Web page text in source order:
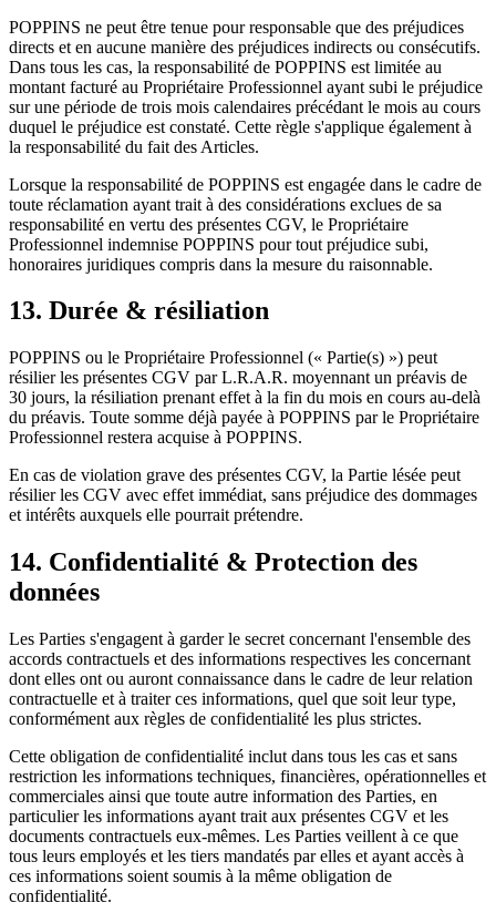
POPPINS ne peut être tenue pour responsable que des préjudices
directs et en aucune manière des préjudices indirects ou consécutifs.
Dans tous les cas, la responsabilité de POPPINS est limitée au
montant facturé au Propriétaire Professionnel ayant subi le préjudice
sur une période de trois mois calendaires précédant le mois au cours
duquel le préjudice est constaté. Cette règle s'applique également à
la responsabilité du fait des Articles.
Lorsque la responsabilité de POPPINS est engagée dans le cadre de
toute réclamation ayant trait à des considérations exclues de sa
responsabilité en vertu des présentes CGV, le Propriétaire
Professionnel indemnise POPPINS pour tout préjudice subi,
honoraires juridiques compris dans la mesure du raisonnable.
13. Durée & résiliation
POPPINS ou le Propriétaire Professionnel (« Partie(s) ») peut
résilier les présentes CGV par L.R.A.R. moyennant un préavis de
30 jours, la résiliation prenant effet à la fin du mois en cours au-delà
du préavis. Toute somme déjà payée à POPPINS par le Propriétaire
Professionnel restera acquise à POPPINS.
En cas de violation grave des présentes CGV, la Partie lésée peut
résilier les CGV avec effet immédiat, sans préjudice des dommages
et intérêts auxquels elle pourrait prétendre.
14. Confidentialité & Protection des
données
Les Parties s'engagent à garder le secret concernant l'ensemble des
accords contractuels et des informations respectives les concernant
dont elles ont ou auront connaissance dans le cadre de leur relation
contractuelle et à traiter ces informations, quel que soit leur type,
conformément aux règles de confidentialité les plus strictes.
Cette obligation de confidentialité inclut dans tous les cas et sans
restriction les informations techniques, financières, opérationnelles et
commerciales ainsi que toute autre information des Parties, en
particulier les informations ayant trait aux présentes CGV et les
documents contractuels eux-mêmes. Les Parties veillent à ce que
tous leurs employés et les tiers mandatés par elles et ayant accès à
ces informations soient soumis à la même obligation de
confidentialité.